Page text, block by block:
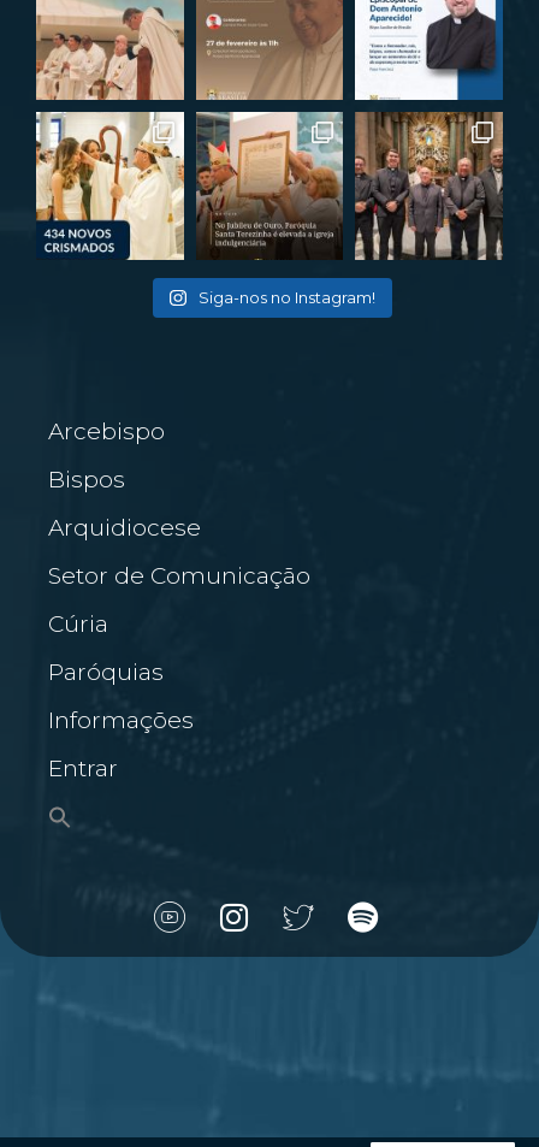
Siga-nos no Instagram!
Arcebispo
Bispos
Arquidiocese
Setor de Comunicação
Cúria
Paróquias
Informações
Entrar